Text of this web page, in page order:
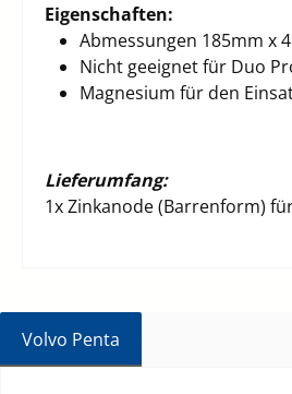
Eigenschaften:
Abmessungen 185mm x
Nicht geeignet für Duo
Magnesium für den
Lieferumfang:
1x Zinkanode (Barrenform)
Volvo Penta